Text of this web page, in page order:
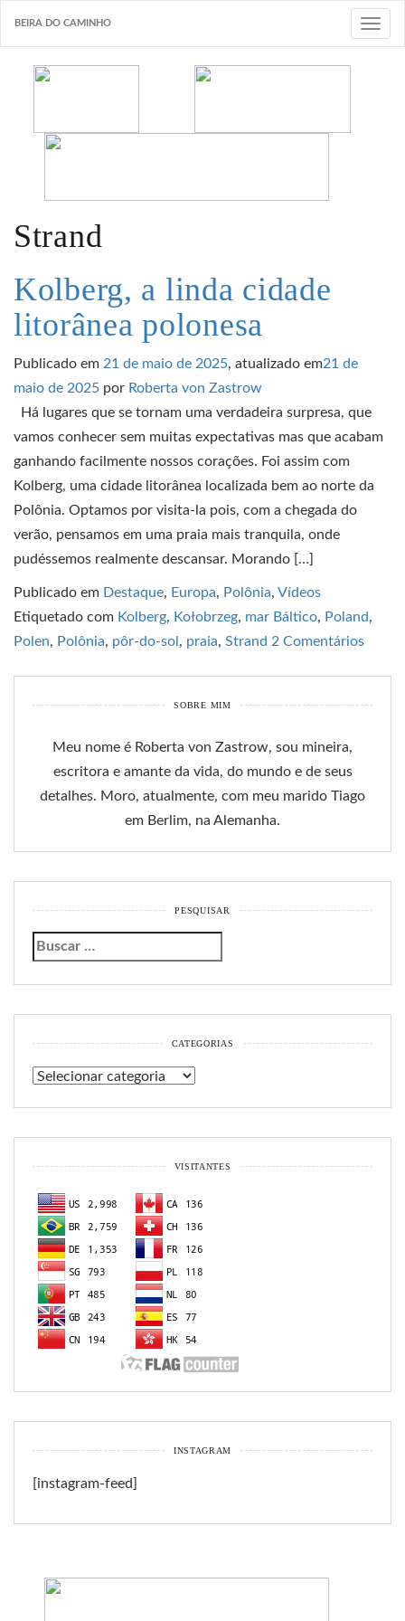
T
BEIRA DO CAMINHO
Strand
Kolberg, a linda cidade
litorânea polonesa
Publicado em 21 de maio de 2025, atualizado em21 de
maio de 2025 por Roberta von Zastrow
Há lugares que se tornam uma verdadeira surpresa, que
vamos conhecer sem muitas expectativas mas que acabam
ganhando facilmente nossos corações. Foi assim com
Kolberg, uma cidade litorânea localizada bem ao norte da
Polônia. Optamos por visita-la pois, com a chegada do
verão, pensamos em uma praia mais tranquila, onde
pudéssemos realmente descansar. Morando […]
Publicado em Destaque, Europa, Polônia, Vídeos
Etiquetado com Kolberg, Kołobrzeg, mar Báltico, Poland,
Polen, Polônia, pôr-do-sol , praia, Strand 2 Comentários
SOBRE MIM
Meu nome é Roberta von Zastrow, sou mineira,
escritora e amante da vida, do mundo e de seus
detalhes. Moro, atualmente, com meu marido Tiago
em Berlim, na Alemanha.
PESQUISAR
CATEGORIAS
Categorias
VISITANTES
INSTAGRAM
[instagram-feed]